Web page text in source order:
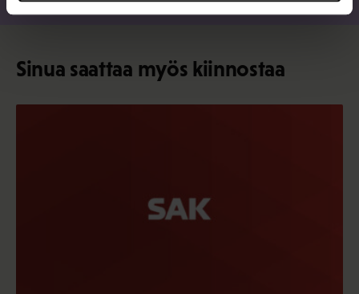
Jaa
Sinua saattaa myös kiinnostaa